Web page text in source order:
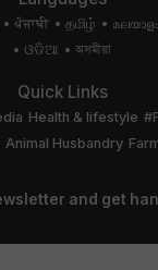
ਪੰਜਾਬੀ தமிழ் മലയാളം
ଓଡିଆ
অসমীয়া
Quick Links
Health & lifestyle
Animal Husbandry
and get